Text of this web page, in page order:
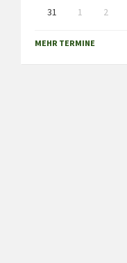
31
1 2
to
calendar
MEHR TERMINE